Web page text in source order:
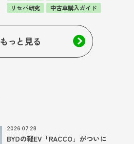
リセバ研究
中古車購入ガイド
もっと見る
2026.07.28
BYDの軽EV「RACCO」がついに